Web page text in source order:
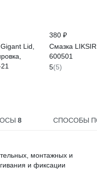
Lid,
380 ₽
Смазка
600501
5(5)
8 СПОСОБЫ
монтажных и
и фиксации